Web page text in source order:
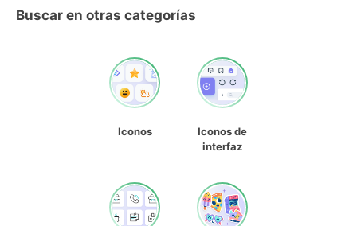
Buscar en otras categorías
Iconos
Iconos de
interfaz